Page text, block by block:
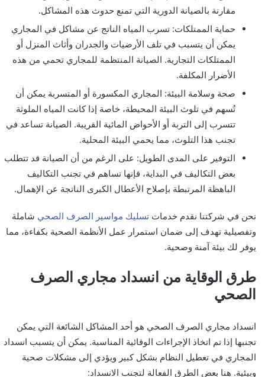
مقارنة بالصيانة الدورية التي تمنع حدوث هذه المشاكل.
حماية الممتلكات: تسرب المياه الناتج عن مشاكل في المجاري
يمكن أن يتسبب في تلف الأرضيات والجدران وأثاث المنزل أو
الممتلكات التجارية. الصيانة المنتظمة للمجاري تحمي من هذه
الأضرار المكلفة.
صحة وسلامة البيئة: المجاري المكسورة أو المتسربة يمكن أن
تُسهم في تلوث البيئة المحيطة، خاصة إذا كانت المياه الملوثة
تتسرب إلى التربة أو الأحواض المائية القريبة. الصيانة تساعد في
تجنب هذا التلوث، مما يحمي البيئة المحلية.
التوفير على المدى الطويل: على الرغم من أن الصيانة قد تتطلب
بعض التكاليف في البداية، فإنها تساهم في تجنب التكاليف
الباهظة المرتبطة بإصلاح الأعطال الكبرى الناتجة عن الإهمال.
نحن في شركتنا نقدم خدمات تسليك مواسير الصرف الصحي شاملة
وتفصيلية تهدف إلى ضمان استمرار عمل الأنظمة الصحية بكفاءة، مما
يوفر لك بيئة آمنة وصحية.
طرق الوقاية من انسداد مجاري الصرف
الصحي
انسداد مجاري الصرف الصحي هو أحد المشاكل الشائعة التي يمكن
تجنبها إذا تم اتخاذ الإجراءات الوقائية المناسبة. يمكن أن يتسبب انسداد
المجاري في تعطيل النظام بشكل كبير ويؤدي إلى مشكلات صحية
وبيئية. هنا بعض الطرق الفعالة لتجنب الانسداد: